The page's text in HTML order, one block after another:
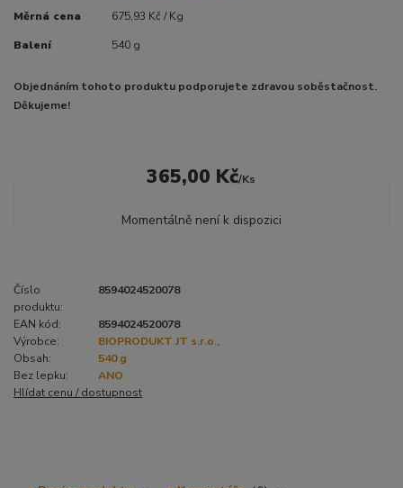
Měrná cena 675,93 Kč / Kg
Balení 540 g
Objednáním tohoto produktu podporujete zdravou soběstačnost.
Děkujeme!
365,00 Kč/Ks
Momentálně není k dispozici
Číslo
produktu:
8594024520078
EAN kód:
8594024520078
Výrobce:
BIOPRODUKT JT s.r.o.,
Obsah:
540 g
Bez lepku:
ANO
Hlídat cenu / dostupnost